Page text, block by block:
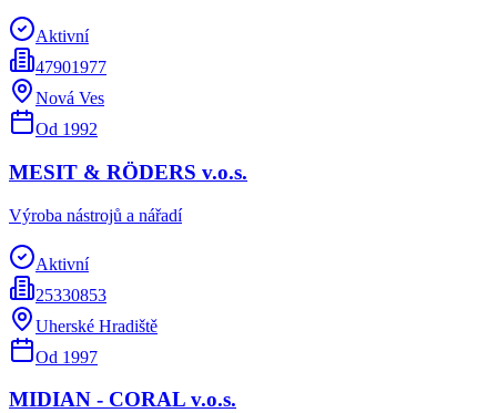
Aktivní
47901977
Nová Ves
Od 1992
MESIT & RÖDERS v.o.s.
Výroba nástrojů a nářadí
Aktivní
25330853
Uherské Hradiště
Od 1997
MIDIAN - CORAL v.o.s.